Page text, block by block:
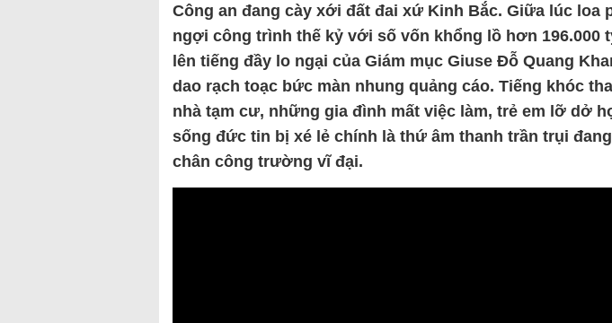
Công an đang cày xới đất đai xứ Kinh Bắc. Giữa lúc loa
ngợi công trình thế kỷ với số vốn khổng lồ hơn 196.000
lên tiếng đầy lo ngại của Giám mục Giuse Đỗ Quang
dao rạch toạc bức màn nhung quảng cáo. Tiếng khóc
nhà tạm cư, những gia đình mất việc làm, trẻ em lỡ dở
sống đức tin bị xé lẻ chính là thứ âm thanh trần trụi
chân công trường vĩ đại.